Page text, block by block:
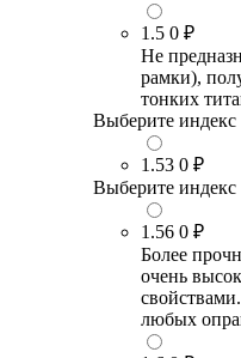
1.5 0 ₽
Не
рамки),
тонких
Выберите индекс
1.53 0 ₽
Выберите индекс
1.56 0 ₽
Более
очень
любых